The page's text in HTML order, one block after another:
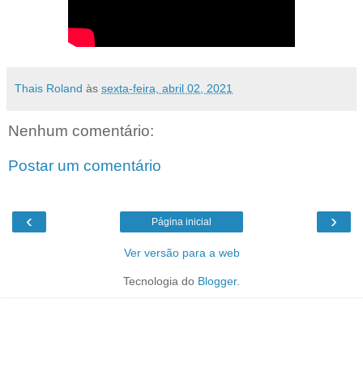
Thais Roland às sexta-feira, abril 02, 2021
Nenhum comentário:
Postar um comentário
‹ ›
Página inicial
Ver versão para a web
Tecnologia do Blogger.